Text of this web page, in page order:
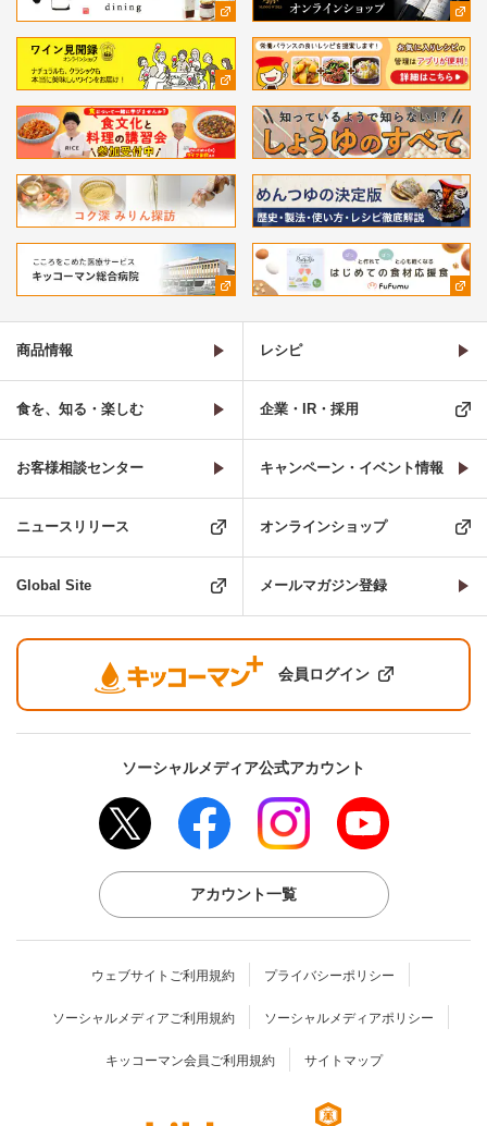
商品情報 レシピ
食を、知る・楽しむ 企業・IR・採用
お客様相談センター キャンペーン・イベント情報
ニュースリリース オンラインショップ
Global Site メールマガジン登録
会員ログイン
ソーシャルメディア公式アカウント
アカウント一覧
ウェブサイトご利用規約 プライバシーポリシー
ソーシャルメディアご利用規約 ソーシャルメディアポリシー
キッコーマン会員ご利用規約 サイトマップ